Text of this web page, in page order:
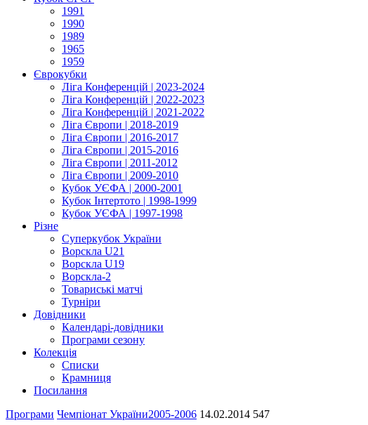
1991
1990
1989
1965
1959
Єврокубки
Ліга Конференцій | 2023-2024
Ліга Конференцій | 2022-2023
Ліга Конференцій | 2021-2022
Ліга Європи | 2018-2019
Ліга Європи | 2016-2017
Ліга Європи | 2015-2016
Ліга Європи | 2011-2012
Ліга Європи | 2009-2010
Кубок УЄФА | 2000-2001
Кубок Інтертото | 1998-1999
Кубок УЄФА | 1997-1998
Різне
Суперкубок України
Ворскла U21
Ворскла U19
Ворскла-2
Товариські матчі
Турніри
Довідники
Календарі-довідники
Програми сезону
Колекція
Списки
Крамниця
Посилання
Програми Чемпіонат України2005-2006 14.02.2014 547